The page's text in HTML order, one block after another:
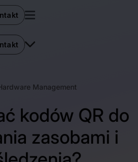
Management
kodów QR do
zasobami i